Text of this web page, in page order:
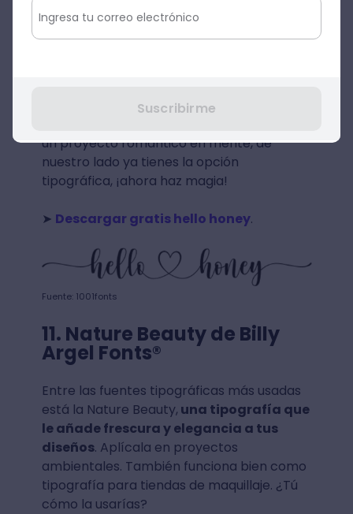
Esta tipografía caligráfica creada por Ef
un proyecto romántico en mente, de
nuestro lado ya tienes la opción
tipográfica, ¡ahora haz magia!
➤ Descargar gratis hello honey.
Fuente: 1001fonts
11. Nature Beauty de Billy
Argel Fonts®
Entre las fuentes tipográficas más usadas
está la Nature Beauty, una tipografía que
le añade frescura y elegancia a tus
diseños. Aplícala en proyectos
ambientales. También funciona bien como
tipografía para tiendas de maquillaje. ¿Tú
cómo la usarías?
Suscribirme